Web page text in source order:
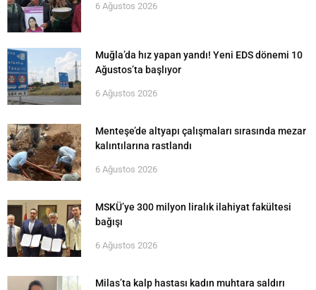
6 Ağustos 2026
Muğla’da hız yapan yandı! Yeni EDS dönemi 10
Ağustos’ta başlıyor
6 Ağustos 2026
Menteşe’de altyapı çalışmaları sırasında mezar
kalıntılarına rastlandı
6 Ağustos 2026
MSKÜ’ye 300 milyon liralık ilahiyat fakültesi
bağışı
6 Ağustos 2026
Milas’ta kalp hastası kadın muhtara saldırı